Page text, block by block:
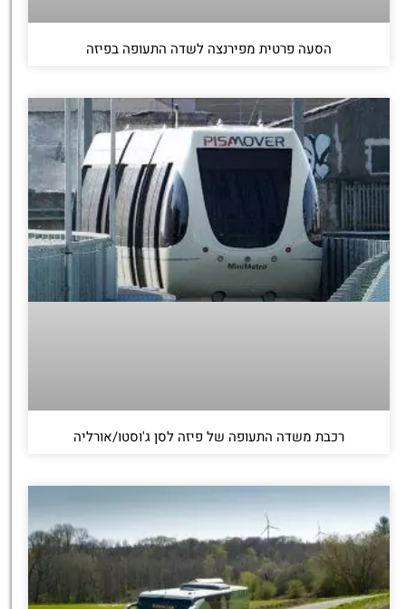
הסעה פרטית מפירנצה לשדה התעופה בפיזה
רכבת משדה התעופה של פיזה לסן ג'וסטו/אורליה